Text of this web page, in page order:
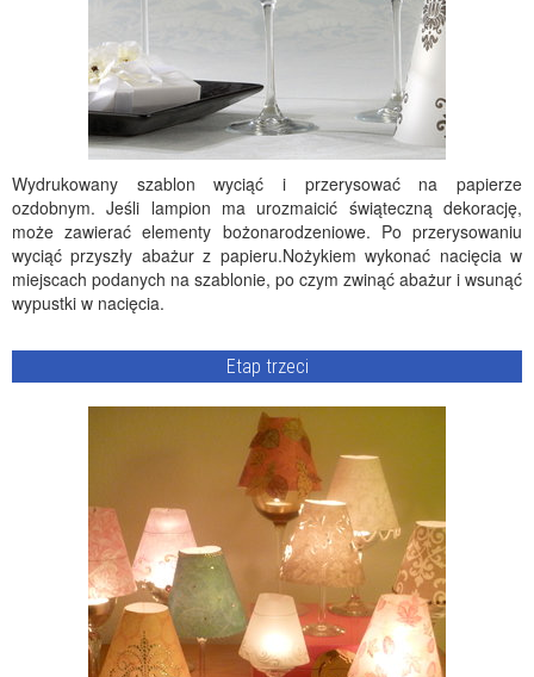
Wydrukowany szablon wyciąć i przerysować na papierze
ozdobnym. Jeśli lampion ma urozmaicić świąteczną dekorację,
może zawierać elementy bożonarodzeniowe. Po przerysowaniu
wyciąć przyszły abażur z papieru.Nożykiem wykonać nacięcia w
miejscach podanych na szablonie, po czym zwinąć abażur i wsunąć
wypustki w nacięcia.
Etap trzeci